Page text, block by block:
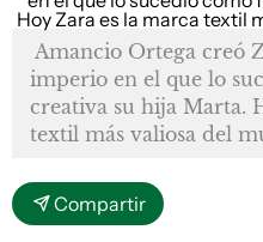
Amancio Ortega creó
imperio en el que lo
creativa su hija Marta.
textil más valiosa del
Compartir